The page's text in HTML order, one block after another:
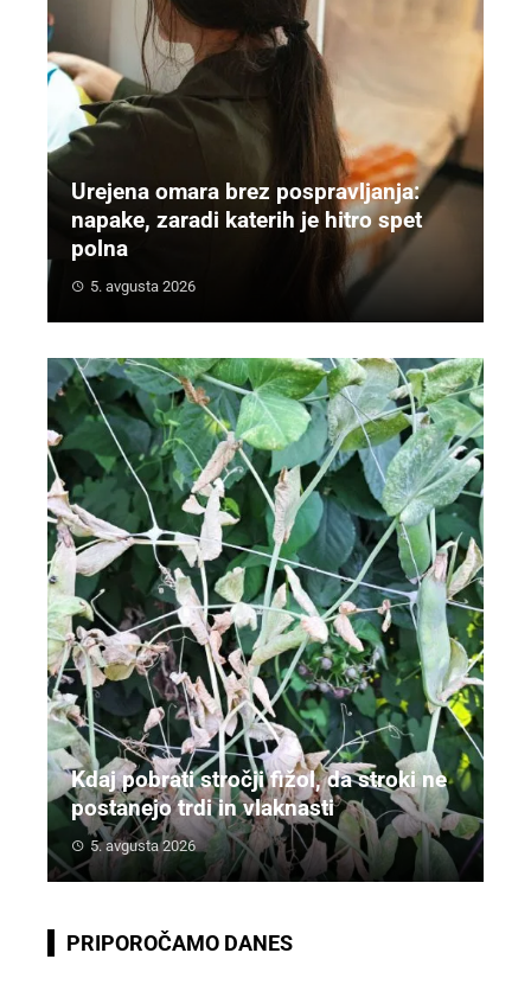
Urejena omara brez pospravljanja:
napake, zaradi katerih je hitro spet
polna
5. avgusta 2026
Kdaj pobrati stročji fižol, da stroki ne
postanejo trdi in vlaknasti
5. avgusta 2026
PRIPOROČAMO DANES